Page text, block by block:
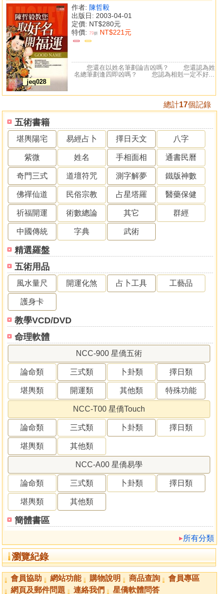
五術書籍
堪輿陽宅 易經占卜 擇日天文 八字
紫微 姓名 手相面相 通書民曆
奇門三式 道壇符咒 測字解夢 鐵版神數
佛禪仙道 民俗宗教 占星塔羅 醫藥保健
祈福開運 術數總論 其它 群經
中國傳統 字典 武術
精選羅盤
五術用品
風水量尺 開運化煞 占卜工具 工藝品
護身卡
教學VCD/DVD
命理軟體
NCC-900 星僑五術
論命類 三式類 卜卦類 擇日類
堪輿類 開運類 其他類 特殊功能
NCC-T00 星僑Touch
論命類 三式類 卜卦類 擇日類
堪輿類 其他類
NCC-A00 星僑易學
論命類 三式類 卜卦類 擇日類
堪輿類 其他類
簡體書區
所有分類
瀏覽紀錄
jeq028
作者: 陳哲毅
出版日: 2003-04-01
定價: NT$280元
特價: 79折 NT$221元
您還在以姓名筆劃論吉凶嗎？ 您還認為姓
名總筆劃逢四即凶嗎？ 您認為相剋一定不好...
總計17個記錄
會員協助 網站功能 購物說明 商品查詢
會員專區
網頁及郵件問題
連絡我們 星僑軟體問答